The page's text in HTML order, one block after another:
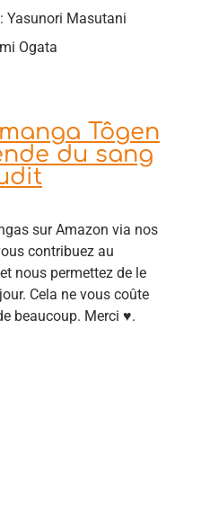
Yasunori Masutani
Ogata
Tôgen
du sang
sur Amazon via nos
contribuez au
nous permettez de le
Cela ne vous coûte
beaucoup. Merci ♥.